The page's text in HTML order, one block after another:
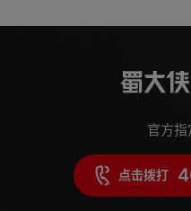
官方
点击拨打